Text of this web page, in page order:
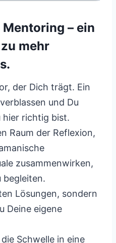
– ein
mehr
der Dich trägt. Ein
und Du
hier richtig bist.
Raum der Reflexion,
zusammenwirken,
begleiten.
Lösungen, sondern
Deine eigene
Schwelle in eine